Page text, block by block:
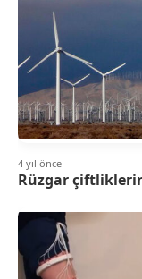
4 yıl önce
Rüzgar